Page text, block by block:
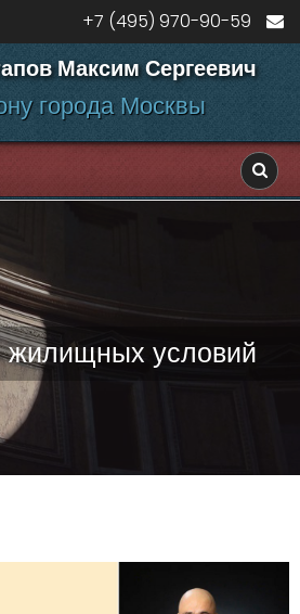
+7 (495) 970-90-59
Максим Сергеевич
города Москвы
жилищных условий